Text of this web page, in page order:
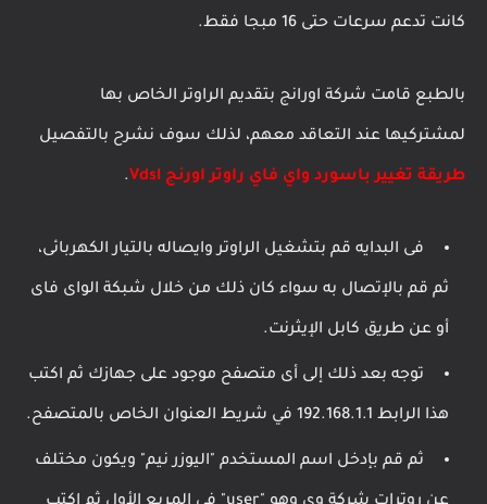
كانت تدعم سرعات حتى 16 مبجا فقط.
بالطبع قامت شركة اورانج بتقديم الراوتر الخاص بها
لمشتركيها عند التعاقد معهم، لذلك سوف نشرح بالتفصيل
طريقة تغيير باسورد واي فاي راوتر اورنج Vdsl .
فى البدايه قم بتشغيل الراوتر وايصاله بالتيار الكهربائى،
ثم قم بالإتصال به سواء كان ذلك من خلال شبكة الواى فاى
أو عن طريق كابل الإيثرنت.
توجه بعد ذلك إلى أى متصفح موجود على جهازك ثم اكتب
هذا الرابط 192.168.1.1 في شريط العنوان الخاص بالمتصفح.
ثم قم بإدخل اسم المستخدم "اليوزر نيم" ويكون مختلف